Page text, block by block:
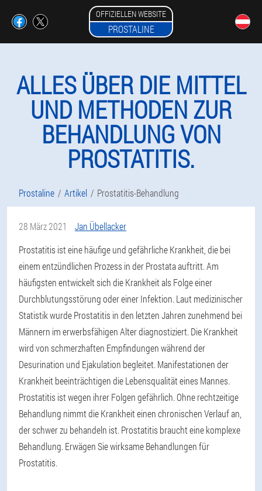
OFFIZIELLEN WEBSITE
PROSTALINE
ALLES ÜBER DIE MITTEL
UND METHODEN ZUR
BEHANDLUNG VON
PROSTATITIS.
Prostaline Artikel Prostatitis-Behandlung
28 März 2021
Jan Übellacker
Prostatitis ist eine häufige und gefährliche Krankheit, die bei
einem entzündlichen Prozess in der Prostata auftritt. Am
häufigsten entwickelt sich die Krankheit als Folge einer
Durchblutungsstörung oder einer Infektion. Laut medizinischer
Statistik wurde Prostatitis in den letzten Jahren zunehmend bei
Männern im erwerbsfähigen Alter diagnostiziert. Die Krankheit
wird von schmerzhaften Empfindungen während der
Desurination und Ejakulation begleitet. Manifestationen der
Krankheit beeinträchtigen die Lebensqualität eines Mannes.
Prostatitis ist wegen ihrer Folgen gefährlich. Ohne rechtzeitige
Behandlung nimmt die Krankheit einen chronischen Verlauf an,
der schwer zu behandeln ist. Prostatitis braucht eine komplexe
Behandlung. Erwägen Sie wirksame Behandlungen für
Prostatitis.